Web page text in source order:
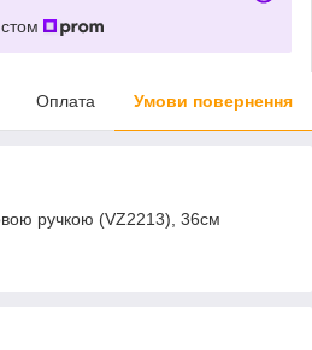
Оплата Умови повернення
ручкою (VZ2213), 36см